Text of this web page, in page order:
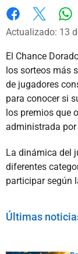
Facebook
X
Actualizado: 13
El Chance
los sorteos más
de jugadores
para conocer si
los premios que
administrada por
La dinámica del
diferentes
participar según
Últimas